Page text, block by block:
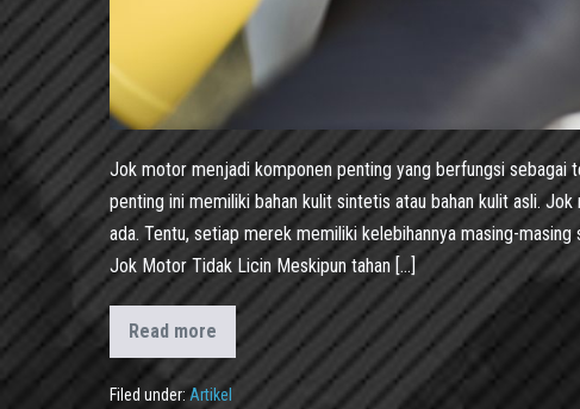
Jok motor menjadi komponen penting yang berfungsi sebagai
penting ini memiliki bahan kulit sintetis atau bahan kulit asli.
ada. Tentu, setiap merek memiliki kelebihannya masing-
Jok Motor Tidak Licin Meskipun tahan […]
Read more
Filed under: Artikel